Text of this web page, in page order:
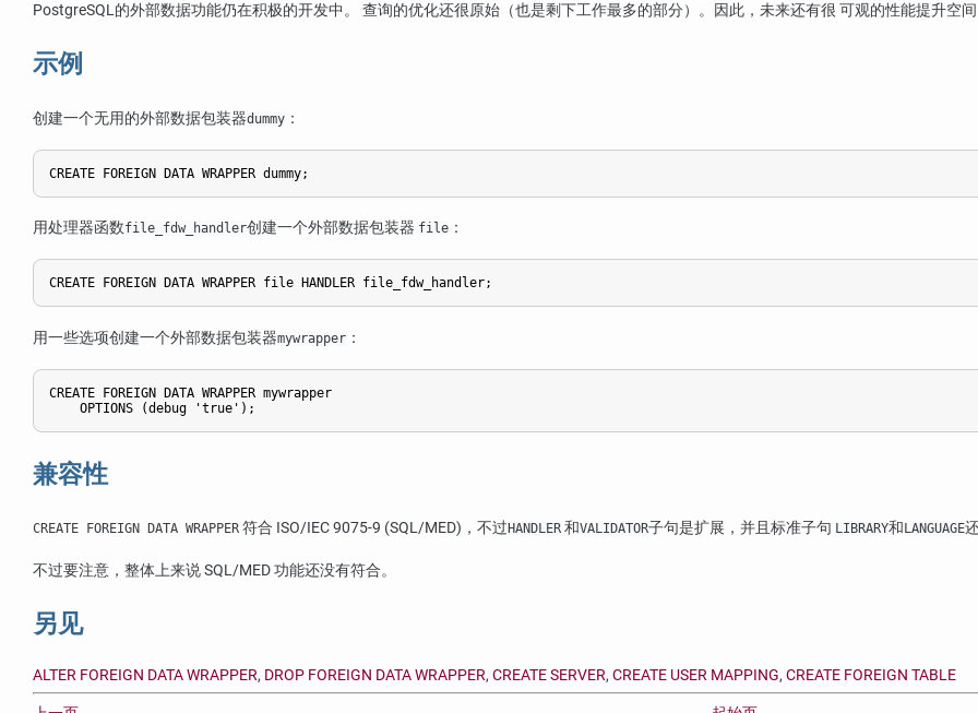
PostgreSQL的外部数据功能仍在积极的开发中。 查询的优化还很原始（也是剩下工作最多的部分）。因此，未来还有很 可观的性能提升空间
示例
创建一个无用的外部数据包装器dummy ：
CREATE FOREIGN DATA WRAPPER dummy;
用处理器函数file_fdw_handler创建一个外部数据包装器 file ：
CREATE FOREIGN DATA WRAPPER file HANDLER file_fdw_handler;
用一些选项创建一个外部数据包装器mywrapper ：
CREATE FOREIGN DATA WRAPPER mywrapper
    OPTIONS (debug 'true');
兼容性
CREATE FOREIGN DATA WRAPPER 符合 ISO/IEC 9075-9 (SQL/MED)，不过HANDLER 和VALIDATOR子句是扩展，并且标准子句 LIBRARY和LANGUAGE
不过要注意，整体上来说 SQL/MED 功能还没有符合。
另见
ALTER FOREIGN DATA WRAPPER, DROP FOREIGN DATA WRAPPER, CREATE SERVER, CREATE USER MAPPING, CREATE FOREIGN TABLE